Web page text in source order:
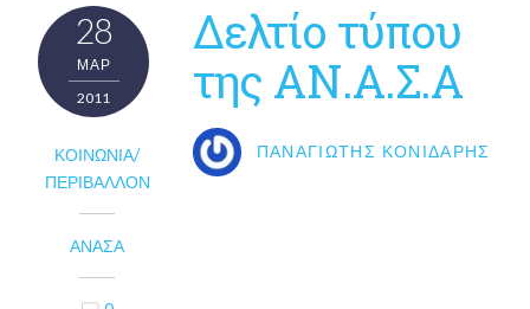
28
ΜΑΡ
2011
ΚΟΙΝΩΝΊΑ/
ΠΕΡΙΒΆΛΛΟΝ
ΑΝΑΣΑ
Δελτίο τύπου
της ΑΝ.Α.Σ.Α
ΠΑΝΑΓΙΏΤΗΣ ΚΟΝΙΔΆΡΗΣ